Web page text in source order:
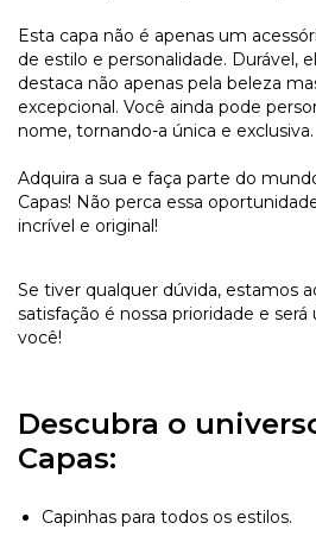
Esta capa não é apenas um
de estilo e personalidade. Durável,
destaca não apenas pela beleza
excepcional. Você ainda pode
nome, tornando-a única e exclusiva.
Adquira a sua e faça parte do
Capas! Não perca essa
incrível e original!
Se tiver qualquer dúvida, estamos
satisfação é nossa prioridade e
você!
Descubra o
Capas:
Capinhas para todos os estilos.